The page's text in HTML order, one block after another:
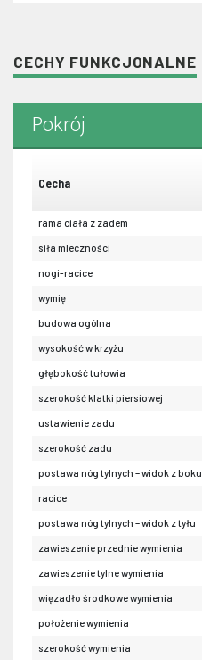
CECHY FUNKCJONALNE
Pokrój
Cecha
rama ciała z zadem
siła mleczności
nogi-racice
wymię
budowa ogólna
wysokość w krzyżu
głębokość tułowia
szerokość klatki piersiowej
ustawienie zadu
szerokość zadu
postawa nóg tylnych – widok z boku
racice
postawa nóg tylnych – widok z tyłu
zawieszenie przednie wymienia
zawieszenie tylne wymienia
więzadło środkowe wymienia
położenie wymienia
szerokość wymienia